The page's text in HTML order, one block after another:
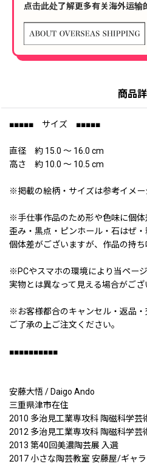
点击此处了解更多有关海外运输
商品
■■■■■ サイズ ■■■■■
直径 約 15.0 〜 16.0 cm
高さ 約 10.0 〜 10.5 cm
※掲載の絵柄・サイズは参考イメー
※手仕事作品のため形や色味に個体
歪み・黒点・ピンホール・石はぜ
個体差がございますが、作品の持ち
※PCやスマホの環境により当ペー
実物とは異なって見える場合がござ
※お客様都合のキャンセル・返品・
ご了承の上ご注文ください。
■■■■■■■■■■
安藤大悟 / Daigo Ando
三重県津市在住
2010 多治見工業専攻科 陶磁科学芸
2012 多治見工業専攻科 陶磁科学芸
2013 第40回美濃陶芸展 入選
2017 小さな陶芸教室 安藤屋/ギャ